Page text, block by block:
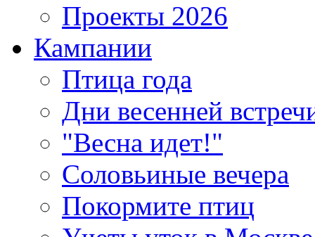
Проекты 2026
Кампании
Птица года
Дни весенней
"Весна идет!"
Соловьиные вечера
Покормите птиц